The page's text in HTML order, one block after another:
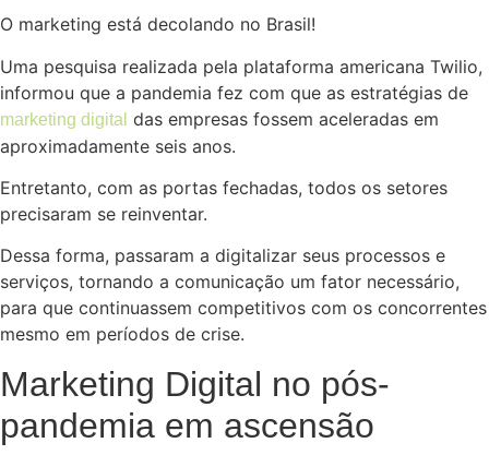
O marketing está decolando no Brasil!
Uma pesquisa realizada pela plataforma americana Twilio,
informou que a pandemia fez com que as estratégias de
marketing digital das empresas fossem aceleradas em
aproximadamente seis anos.
Entretanto, com as portas fechadas, todos os setores
precisaram se reinventar.
Dessa forma, passaram a digitalizar seus processos e
serviços, tornando a comunicação um fator necessário,
para que continuassem competitivos com os concorrentes
mesmo em períodos de crise.
Marketing Digital no pós-
pandemia em ascensão